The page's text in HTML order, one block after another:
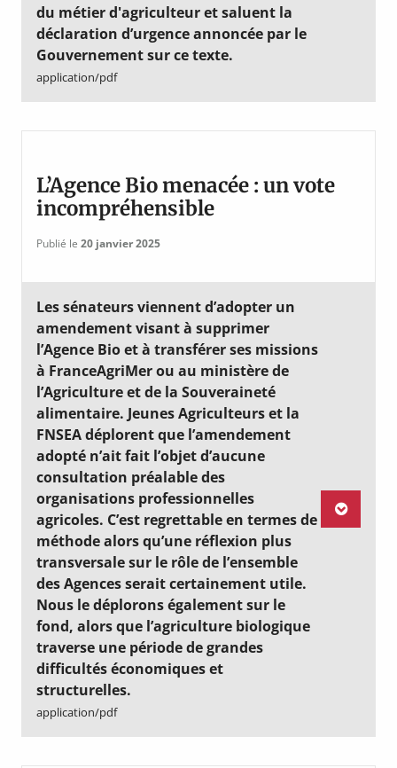
du métier d'agriculteur et saluent la
déclaration d’urgence annoncée par le
Gouvernement sur ce texte.
application/pdf
L’Agence Bio menacée : un vote
incompréhensible
Publié le 20 janvier 2025
Les sénateurs viennent d’adopter un
amendement visant à supprimer
l’Agence Bio et à transférer ses missions
à FranceAgriMer ou au ministère de
l’Agriculture et de la Souveraineté
alimentaire. Jeunes Agriculteurs et la
FNSEA déplorent que l’amendement
adopté n’ait fait l’objet d’aucune
consultation préalable des
organisations professionnelles
agricoles. C’est regrettable en termes de
méthode alors qu’une réflexion plus
transversale sur le rôle de l’ensemble
des Agences serait certainement utile.
Nous le déplorons également sur le
fond, alors que l’agriculture biologique
traverse une période de grandes
difficultés économiques et
structurelles.
application/pdf